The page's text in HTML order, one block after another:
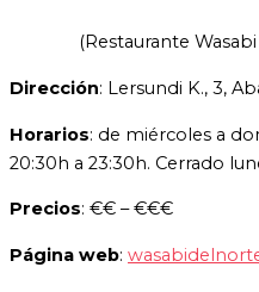
(Restaurante
Dirección: Lersundi K., 3,
Horarios: de miércoles a
20:30h a 23:30h. Cerrado
Precios: €€ – €€€
Página web: